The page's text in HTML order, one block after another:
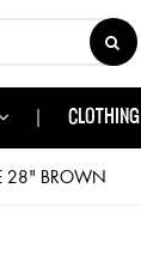
CLOTHING
28" BROWN